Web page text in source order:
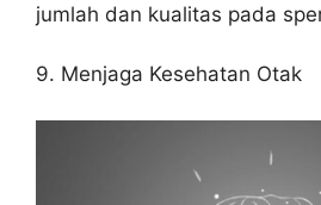
jumlah dan kualitas pada
9. Menjaga Kesehatan Otak